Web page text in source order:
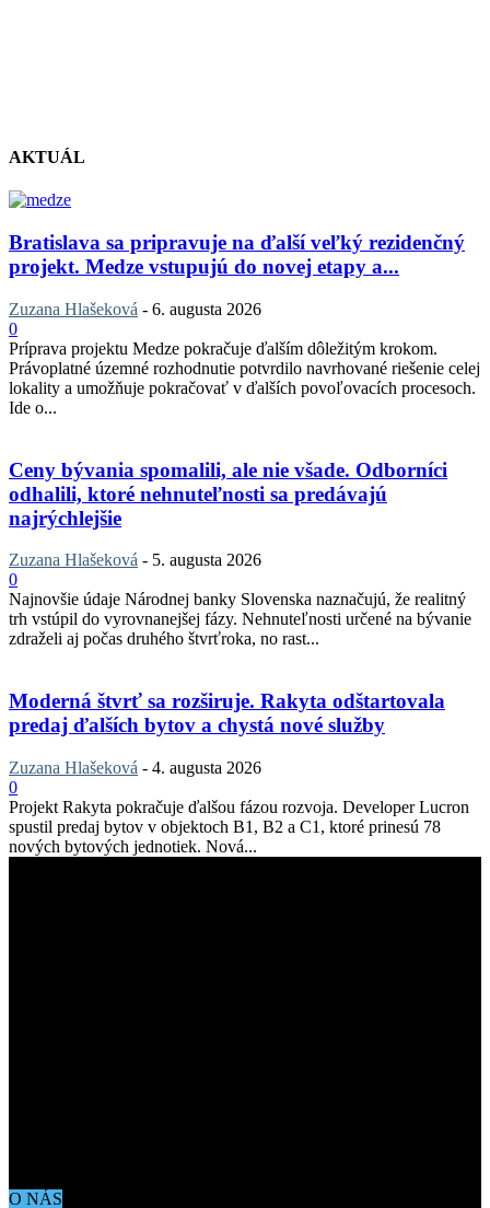
AKTUÁL
Bratislava sa pripravuje na ďalší veľký rezidenčný
projekt. Medze vstupujú do novej etapy a...
Zuzana Hlašeková - 6. augusta 2026
0
Príprava projektu Medze pokračuje ďalším dôležitým krokom.
Právoplatné územné rozhodnutie potvrdilo navrhované riešenie celej
lokality a umožňuje pokračovať v ďalších povoľovacích procesoch.
Ide o...
Ceny bývania spomalili, ale nie všade. Odborníci
odhalili, ktoré nehnuteľnosti sa predávajú
najrýchlejšie
Zuzana Hlašeková - 5. augusta 2026
0
Najnovšie údaje Národnej banky Slovenska naznačujú, že realitný
trh vstúpil do vyrovnanejšej fázy. Nehnuteľnosti určené na bývanie
zdraželi aj počas druhého štvrťroka, no rast...
Moderná štvrť sa rozširuje. Rakyta odštartovala
predaj ďalších bytov a chystá nové služby
Zuzana Hlašeková - 4. augusta 2026
0
Projekt Rakyta pokračuje ďalšou fázou rozvoja. Developer Lucron
spustil predaj bytov v objektoch B1, B2 a C1, ktoré prinesú 78
nových bytových jednotiek. Nová...
O NÁS